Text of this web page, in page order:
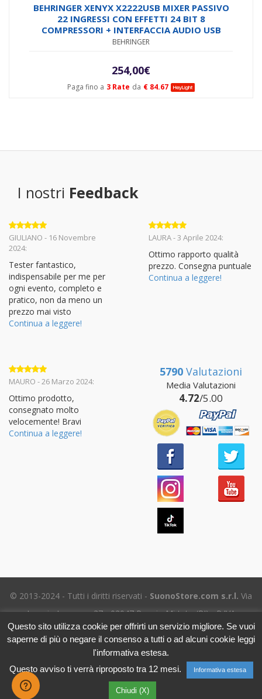
Paga fino a 3 Rate da € 84.67
Valutato
4.33su
5
BEHRINGER XENYX X2222USB MIXER PASSIVO
22 INGRESSI CON EFFETTI 24 BIT 8
COMPRESSORI + INTERFACCIA AUDIO USB
BEHRINGER
254,00€
I nostri Feedback
Valutato 5
su 5
GIULIANO - 16 Novembre
2024:
Tester fantastico,
indispensabile per me per
ogni evento, completo e
pratico, non da meno un
prezzo mai visto
Continua a leggere!
Valutato 5
LAURA - 3 Aprile 2024:
Ottimo rapporto qualità
prezzo. Consegna puntuale
Continua a leggere!
Valutato5
MAURO - 26 Marzo 2024:
Ottimo prodotto,
consegnato molto
velocemente! Bravi
Continua a leggere!
5790 Valutazioni
Media Valutazioni
4.72/5.00
© 2013-2024 - Tutti i diritti riservati - SuonoStore.com s.r.l. Via
Ignazio Losacco, 37 - 02047 Poggio Mirteto (RI) - P.IVA
01112470578 SDI: SUBM70N - REA RI-69195
Tel. (+39) 06.5656.8718 -eMail Assistenza clienti
l'Informativa sulla Privacy
Questo sito utilizza cookie per offrirti un servizio migliore. Se vuoi
saperne di più o negare il consenso a tutti o ad alcuni cookie leggi
l'informativa estesa.
Questo avviso ti verrà riproposto tra 12 mesi.
Informativa estesa
Chiudi (X)